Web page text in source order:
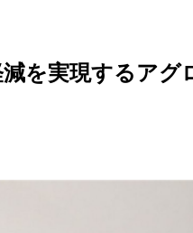
を実現するアグ